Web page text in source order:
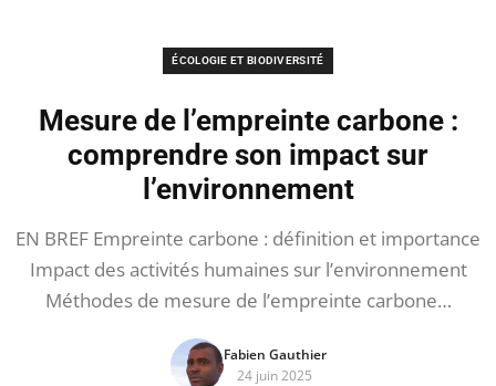
ÉCOLOGIE ET BIODIVERSITÉ
Mesure de l’empreinte carbone :
comprendre son impact sur
l’environnement
EN BREF Empreinte carbone : définition et importance
Impact des activités humaines sur l’environnement
Méthodes de mesure de l’empreinte carbone…
Fabien Gauthier
24 juin 2025